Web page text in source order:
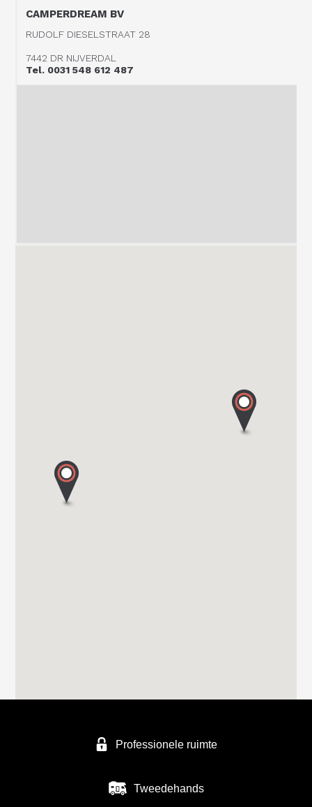
CAMPERDREAM BV
RUDOLF DIESELSTRAAT 28
7442 DR NIJVERDAL
Tel. 0031 548 612 487
Professionele ruimte
Tweedehands